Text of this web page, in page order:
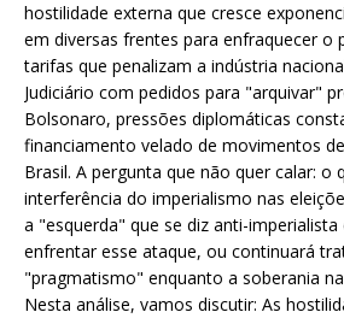
hostilidade externa que cresce
em diversas frentes para enfraquecer o
tarifas que penalizam a indústria
Judiciário com pedidos para "arquivar"
Bolsonaro, pressões diplomáticas
financiamento velado de movimentos
Brasil. A pergunta que não quer calar: o
interferência do imperialismo nas
a "esquerda" que se diz anti-
enfrentar esse ataque, ou continuará
"pragmatismo" enquanto a soberania
Nesta análise, vamos discutir: As